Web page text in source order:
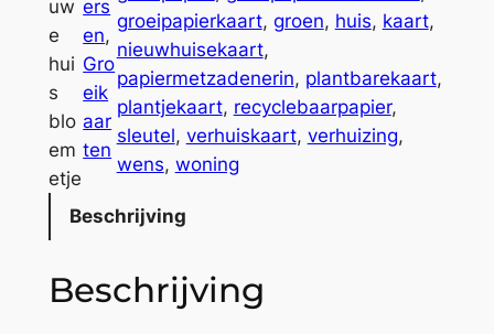
r
t
N
i
e
u
u
i
v
e
:
uw
e
hui
s
blo
em
etje
ers
en
Gro
eik
aar
ten
groeipapierkaart, groen, huis, kaart
nieuwhuisekaart
papiermetzadenerin, plantbarekaart
plantjekaart, recyclebaarpapier
sleutel, verhuiskaart, verhuizing
wens, woning
Beschrijving
Beschrijving